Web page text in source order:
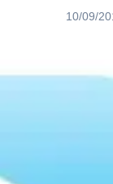
10/09/